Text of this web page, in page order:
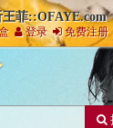
菲::OFAYE.com
登录 免费注册